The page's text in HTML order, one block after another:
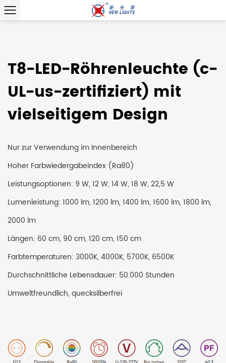
T8-LED-Röhrenleuchte (c-
UL-us-zertifiziert) mit
vielseitigem Design
Nur zur Verwendung im Innenbereich
Hoher Farbwiedergabeindex (Ra80)
Leistungsoptionen: 9 W, 12 W, 14 W, 18 W, 22,5 W
Lumenleistung: 1000 lm, 1200 lm, 1400 lm, 1600 lm, 1800 lm,
2000 lm
Längen: 60 cm, 90 cm, 120 cm, 150 cm
Farbtemperaturen: 3000K, 4000K, 5700K, 6500K
Durchschnittliche Lebensdauer: 50.000 Stunden
Umweltfreundlich, quecksilberfrei